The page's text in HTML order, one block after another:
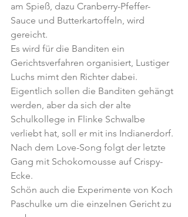
am Spieß, dazu Cranberry-Pfeffer-
Sauce und Butterkartoffeln, wird
gereicht.
Es wird für die Banditen ein
Gerichtsverfahren organisiert, Lustiger
Luchs mimt den Richter dabei.
Eigentlich sollen die Banditen gehängt
werden, aber da sich der alte
Schulkollege in Flinke Schwalbe
verliebt hat, soll er mit ins Indianerdorf.
Nach dem Love-Song folgt der letzte
Gang mit Schokomousse auf Crispy-
Ecke.
Schön auch die Experimente von Koch
Paschulke um die einzelnen Gericht zu